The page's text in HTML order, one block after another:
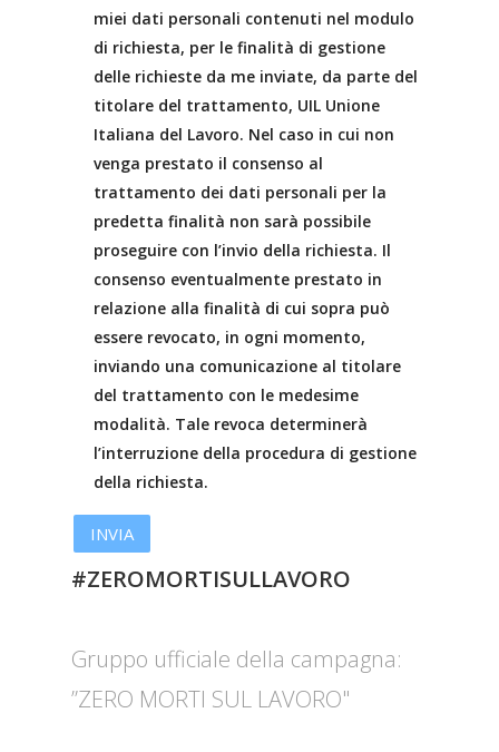
miei dati personali contenuti nel modulo
di richiesta, per le finalità di gestione
delle richieste da me inviate, da parte del
titolare del trattamento, UIL Unione
Italiana del Lavoro. Nel caso in cui non
venga prestato il consenso al
trattamento dei dati personali per la
predetta finalità non sarà possibile
proseguire con l’invio della richiesta. Il
consenso eventualmente prestato in
relazione alla finalità di cui sopra può
essere revocato, in ogni momento,
inviando una comunicazione al titolare
del trattamento con le medesime
modalità. Tale revoca determinerà
l’interruzione della procedura di gestione
della richiesta.
#ZEROMORTISULLAVORO
Gruppo ufficiale della campagna:
”ZERO MORTI SUL LAVORO"